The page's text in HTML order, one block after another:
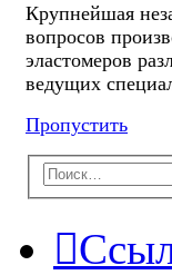
Крупнейшая
вопросов
эластомеров
ведущих
Пропустить